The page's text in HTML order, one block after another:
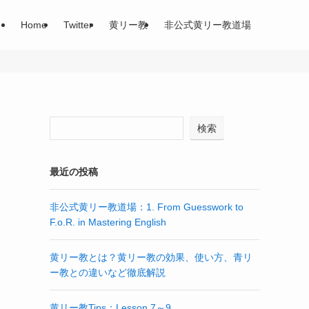
Home Twitter 黄リー教 非公式黄リー教道場
検索
最近の投稿
非公式黄リー教道場：1. From Guesswork to
F.o.R. in Mastering English
黄リー教とは？黄リー教の効果、使い方、青リ
ー教との違いなど徹底解説